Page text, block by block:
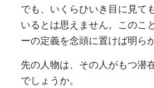
でも、いくらひいき目に見て
いるとは思えません。このこ
ーの定義を念頭に置けば明ら
先の人物は、その人がもつ潜
でしょうか。